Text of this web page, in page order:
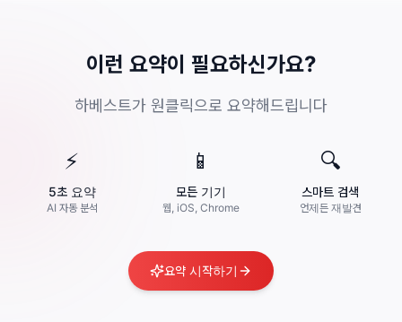
이런 요약이 필요하신가요?
하베스트가 원클릭으로 요약해드립니다
⚡
5초 요약
AI 자동 분석
📱
모든 기기
웹, iOS, Chrome
🔍
스마트 검색
언제든 재발견
요약 시작하기